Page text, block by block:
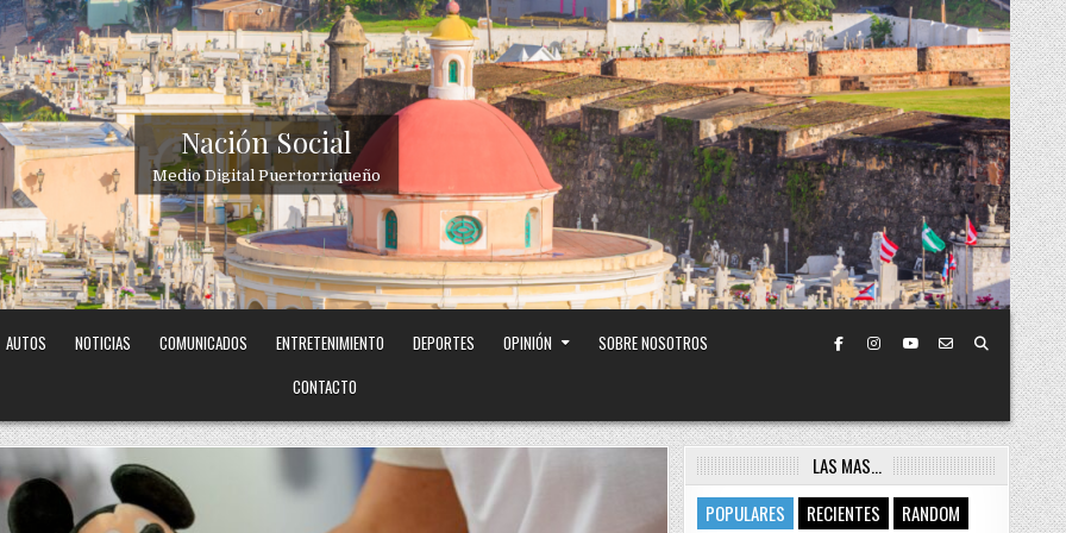
Nación Social
Medio Digital Puertorriqueño
AUTOS NOTICIAS COMUNICADOS ENTRETENIMIENTO DEPORTES OPINIÓN
SOBRE NOSOTROS
CONTACTO
LAS MAS…
POPULARES
RECIENTES RANDOM